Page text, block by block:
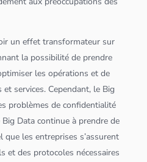
un effet transformateur sur
la possibilité de prendre
les opérations et de
services. Cependant, le Big
problèmes de confidentialité
Big Data continue à prendre de
que les entreprises s’assurent
et des protocoles nécessaires